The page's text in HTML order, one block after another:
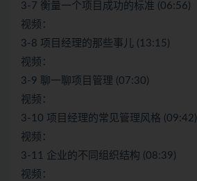
3-7 衡量一个项目成功的标准 (06:56)
视频：
3-8 项目经理的那些事儿 (13:15)
视频：
3-9 聊一聊项目管理 (07:30)
视频：
3-10 项目经理的常见管理风格 (09:42)
视频：
3-11 企业的不同组织结构 (08:39)
视频：